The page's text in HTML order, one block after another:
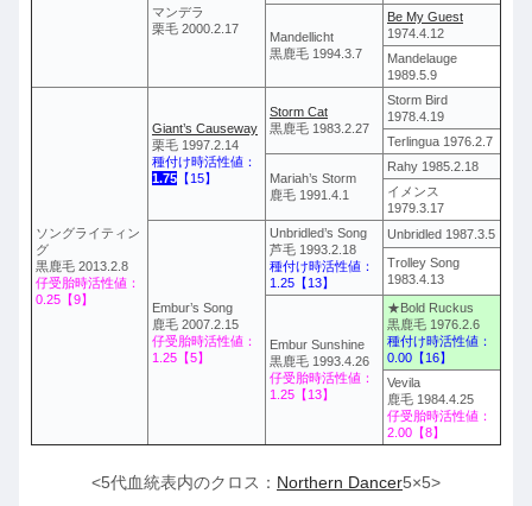
マンデラ
栗毛 2000.2.17
Mandellicht
黒鹿毛 1994.3.7
Be My Guest
1974.4.12
Mandelauge
1989.5.9
ソングライティン
グ
黒鹿毛 2013.2.8
仔受胎時活性値：
0.25【9】
Giant’s Causeway
栗毛 1997.2.14
種付け時活性値：
1.75 【15】
Storm Cat
黒鹿毛 1983.2.27
Storm Bird
1978.4.19
Terlingua 1976.2.7
Mariah’s Storm
鹿毛 1991.4.1
Rahy 1985.2.18
イメンス
1979.3.17
Embur’s Song
鹿毛 2007.2.15
仔受胎時活性値：
1.25【5】
Unbridled’s Song
芦毛 1993.2.18
種付け時活性値：
1.25【13】
Unbridled 1987.3.5
Trolley Song
1983.4.13
Embur Sunshine
黒鹿毛 1993.4.26
仔受胎時活性値：
1.25【13】
★Bold Ruckus
黒鹿毛 1976.2.6
種付け時活性値：
0.00【16】
Vevila
鹿毛 1984.4.25
仔受胎時活性値：
2.00【8】
<5代血統表内のクロス： Northern Dancer5×5>